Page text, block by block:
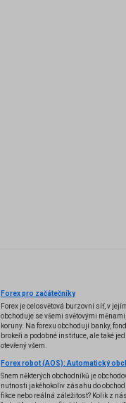
Forex pro začátečníky
Forex je celosvětová burzovní síť, v
obchoduje se všemi světovými
koruny. Na forexu obchodují banky,
brokeři a podobné instituce, ale také
otevřený všem.
Snem některých obchodníků je
nutnosti jakéhokoliv zásahu do
fikce nebo reálná záležitost? Kolik z